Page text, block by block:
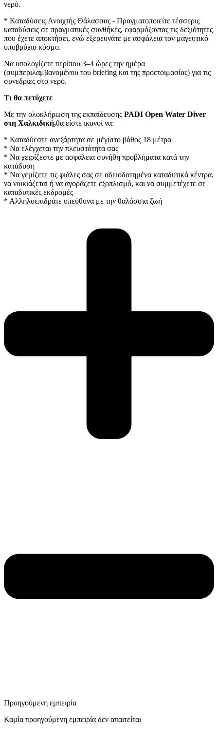
νερό.
* Καταδύσεις Ανοιχτής Θάλασσας - Πραγματοποιείτε τέσσερις
καταδύσεις σε πραγματικές συνθήκες, εφαρμόζοντας τις δεξιότητες
που έχετε αποκτήσει, ενώ εξερευνάτε με ασφάλεια τον μαγευτικό
υποβρύχιο κόσμο.
Να υπολογίζετε περίπου 3–4 ώρες την ημέρα
(συμπεριλαμβανομένου του briefing και της προετοιμασίας) για τις
συνεδρίες στο νερό.
Τι θα πετύχετε
Με την ολοκλήρωση της εκπαίδευσης PADI Open Water Diver
στη Χαλκιδική,θα είστε ικανοί να:
* Καταδύεστε ανεξάρτητα σε μέγιστο βάθος 18 μέτρα
* Να ελέγχεται την πλευστότητα σας
* Να χειρίζεστε με ασφάλεια συνήθη προβλήματα κατά την
κατάδυση
* Να γεμίζετε τις φιάλες σας σε αδειοδοτημένα καταδυτικά κέντρα,
να νοικιάζεται ή να αγοράζετε εξοπλισμό, και να συμμετέχετε σε
καταδυτικές εκδρομές
* Αλληλοεπιδράτε υπεύθυνα με την θαλάσσια ζωή
Προηγούμενη εμπειρία
Καμία προηγούμενη εμπειρία δεν απαιτείται